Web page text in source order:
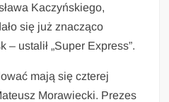
Kaczyńskiego,
się już znacząco
ustalił „Super Express”.
mają się czterej
Morawiecki. Prezes